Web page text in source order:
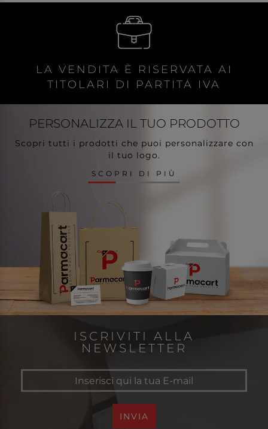
LA VENDITA È RISERVATA AI
TITOLARI DI PARTITA IVA
PERSONALIZZA IL TUO PRODOTTO
Scopri tutti i prodotti che puoi personalizzare con
il tuo logo.
SCOPRI DI PIÙ
ISCRIVITI ALLA
NEWSLETTER
INVIA